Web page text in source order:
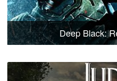
Deep Black: